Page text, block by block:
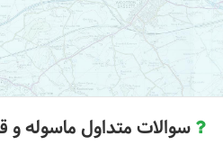
سوالات متداول ماسوله و